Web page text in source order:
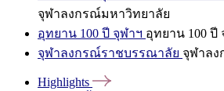
จุฬาลงกรณ์มหาวิทยาลัย
อุทยาน 100 ปี จุฬาฯ อุทยาน 100 ปี
จุฬาลงกรณ์ราชบรรณาลัย จุฬาล
Highlights